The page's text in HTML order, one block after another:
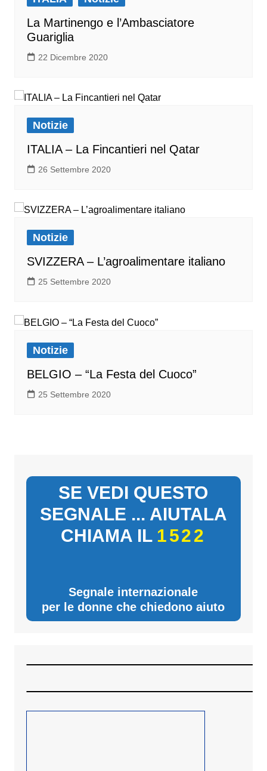
La Martinengo e l’Ambasciatore
Guariglia
22 Dicembre 2020
Notizie
ITALIA – La Fincantieri nel Qatar
26 Settembre 2020
Notizie
SVIZZERA – L’agroalimentare italiano
25 Settembre 2020
Notizie
BELGIO – “La Festa del Cuoco”
25 Settembre 2020
SE VEDI QUESTO
SEGNALE ... AIUTALA
CHIAMA IL 1522
Segnale internazionale
per le donne che chiedono aiuto